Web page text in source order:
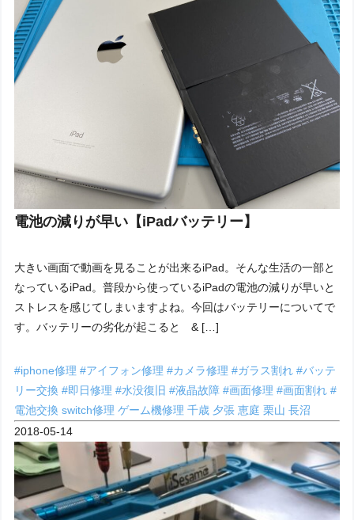
電池の減りが早い【iPadバッテリー】
大きい画面で動画を見ることが出来るiPad。そんな生活の一部と
なっているiPad。普段から使っているiPadの電池の減りが早いと
ストレスを感じてしまいますよね。今回はバッテリーについてで
す。バッテリーの劣化が起こると & […]
#iphone修理#アイフォン修理#カメラ修理#ガラス割れ#バッテ
リー交換#即日修理#水没復旧#液晶故障#画面修理#画面割れ#
電池交換switch修理ゲーム機修理千歳 夕張恵庭栗山長沼
2018-05-14